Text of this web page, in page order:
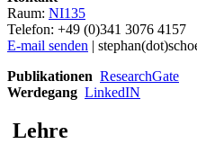
Raum: NI135
Telefon: +49 (0)341 3076 4157
E-mail senden |
Publikationen ResearchGate
Werdegang LinkedIN
Lehre